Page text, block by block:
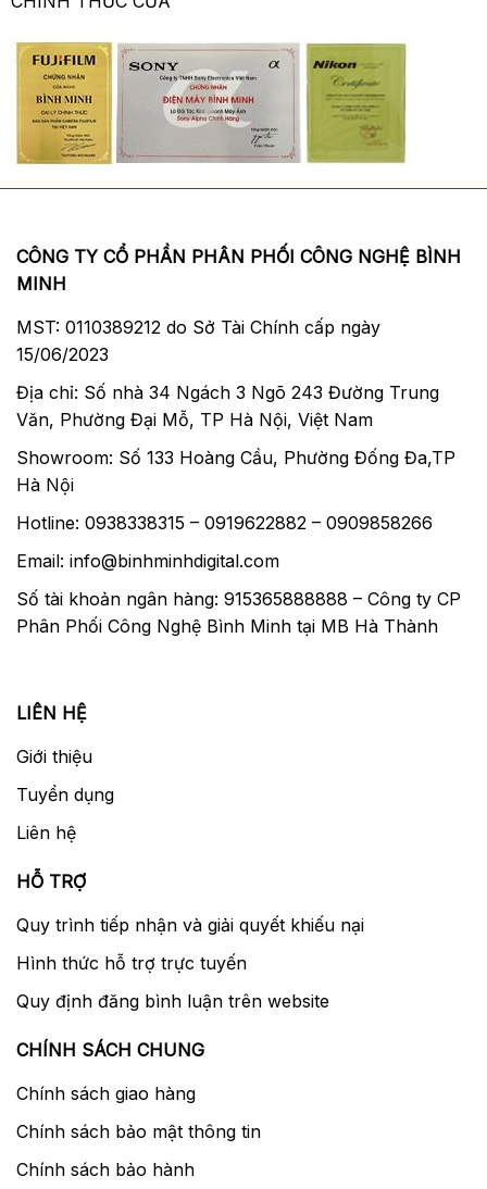
CÔNG TY CỔ PHẦN PHÂN PHỐI CÔNG NGHỆ BÌNH
MINH
MST: 0110389212 do Sở Tài Chính cấp ngày
15/06/2023
Địa chỉ: Số nhà 34 Ngách 3 Ngõ 243 Đường Trung
Văn, Phường Đại Mỗ, TP Hà Nội, Việt Nam
Showroom: Số 133 Hoàng Cầu, Phường Đống Đa,TP
Hà Nội
Hotline: 0938338315 – 0919622882 – 0909858266
Email: info@binhminhdigital.com
Số tài khoản ngân hàng: 915365888888 – Công ty CP
Phân Phối Công Nghệ Bình Minh tại MB Hà Thành
LIÊN HỆ
Giới thiệu
Tuyển dụng
Liên hệ
HỖ TRỢ
Quy trình tiếp nhận và giải quyết khiếu nại
Hình thức hỗ trợ trực tuyến
Quy định đăng bình luận trên website
CHÍNH SÁCH CHUNG
Chính sách giao hàng
Chính sách bảo mật thông tin
Chính sách bảo hành